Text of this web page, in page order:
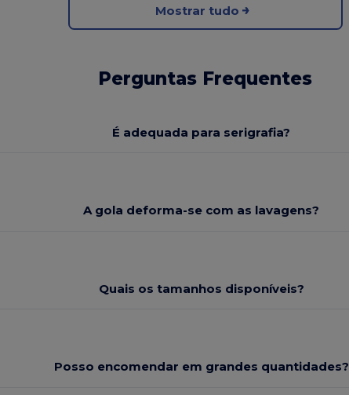
Mostrar tudo
Perguntas Frequentes
É adequada para serigrafia?
A gola deforma-se com as lavagens?
Quais os tamanhos disponíveis?
Posso encomendar em grandes quantidades?